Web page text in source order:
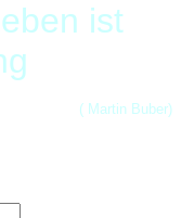
ist
( Martin Buber)